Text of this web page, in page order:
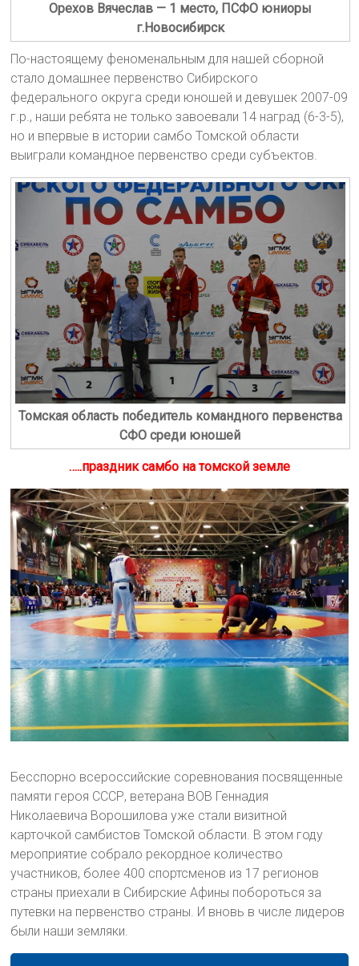
Орехов Вячеслав — 1 место, ПСФО юниоры
г.Новосибирск
По-настоящему феноменальным для нашей сборной
стало домашнее первенство Сибирского
федерального округа среди юношей и девушек 2007-09
г.р., наши ребята не только завоевали 14 наград (6-3-5),
но и впервые в истории самбо Томской области
выиграли командное первенство среди субъектов.
Томская область победитель командного первенства
СФО среди юношей
…..праздник самбо на томской земле
Бесспорно всероссийские соревнования посвященные
памяти героя СССР, ветерана ВОВ Геннадия
Николаевича Ворошилова уже стали визитной
карточкой самбистов Томской области. В этом году
мероприятие собрало рекордное количество
участников, более 400 спортсменов из 17 регионов
страны приехали в Сибирские Афины побороться за
путевки на первенство страны. И вновь в числе лидеров
были наши земляки.